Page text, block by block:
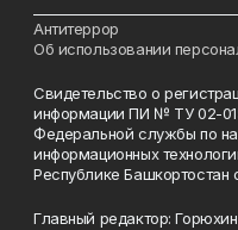
Антитеррор
Об использовании
Свидетельство о
информации ПИ № ТУ 02-
Федеральной службы по
информационных
Республике Башкортостан
Главный редактор: